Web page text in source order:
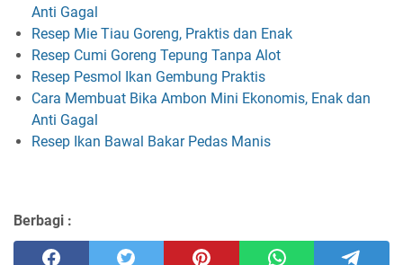
Anti Gagal
Resep Mie Tiau Goreng, Praktis dan Enak
Resep Cumi Goreng Tepung Tanpa Alot
Resep Pesmol Ikan Gembung Praktis
Cara Membuat Bika Ambon Mini Ekonomis, Enak dan
Anti Gagal
Resep Ikan Bawal Bakar Pedas Manis
Berbagi :